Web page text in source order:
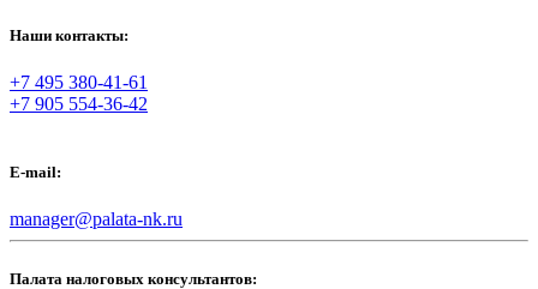
Наши контакты:
+7 495 380-41-61
+7 905 554-36-42
E-mail:
manager@palata-nk.ru
Палата налоговых консультантов: